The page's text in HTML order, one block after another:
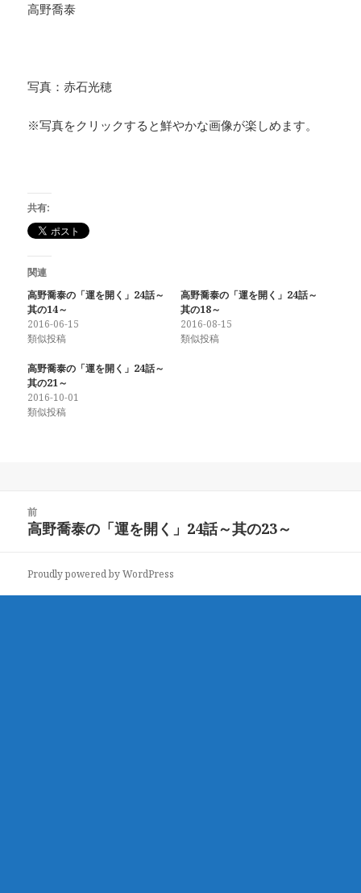
高野喬泰
写真：赤石光穂
※写真をクリックすると鮮やかな画像が楽しめます。
共有:
関連
高野喬泰の「運を開く」24話～
其の14～
2016-06-15
類似投稿
高野喬泰の「運を開く」24話～
其の18～
2016-08-15
類似投稿
高野喬泰の「運を開く」24話～
其の21～
2016-10-01
類似投稿
ー
前
前
投
高野喬泰の「運を開く」24話～其の23～
Proudly powered by WordPress